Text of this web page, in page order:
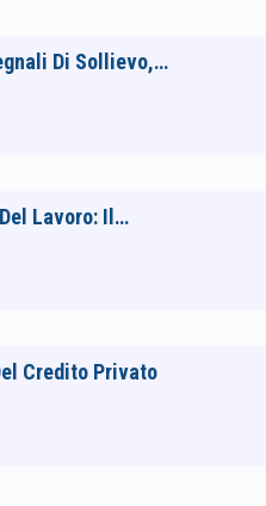
Di Sollievo,…
Lavoro: Il…
Credito Privato